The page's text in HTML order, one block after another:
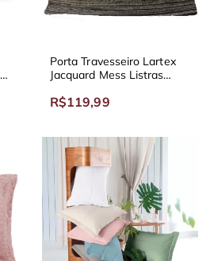
Porta Travesseiro Lartex
Jacquard Mess Listras
R$119,99